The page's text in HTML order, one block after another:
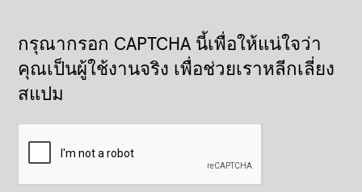
กรุณากรอก CAPTCHA นี้เพื่อให้แน่ใจว่า
คุณเป็นผู้ใช้งานจริง เพื่อช่วยเราหลีกเลี่ยง
สแปม